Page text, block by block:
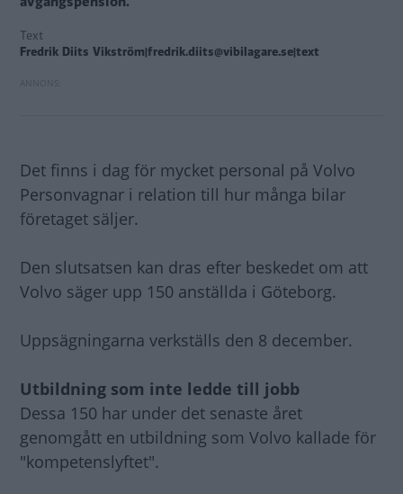
Text
Fredrik Diits Vikström|fredrik.diits@vibilagare.se|text
Det finns i dag för mycket personal på Volvo
Personvagnar i relation till hur många bilar
företaget säljer.
Den slutsatsen kan dras efter beskedet om att
Volvo säger upp 150 anställda i Göteborg.
Uppsägningarna verkställs den 8 december.
Utbildning som inte ledde till jobb
Dessa 150 har under det senaste året
genomgått en utbildning som Volvo kallade för
"kompetenslyftet".